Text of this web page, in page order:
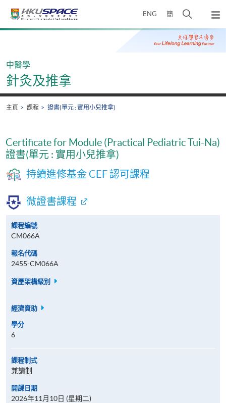
ENG 簡
開
搜
尋
彈
出
主
Main
中醫學
針灸及推拿
主頁 課程 證書(單元 : 實用小兒推拿)
Certificate for Module (Practical Pediatric Tui-Na)
證書(單元 : 實用小兒推拿)
持續進修基金 CEF 認可課程
微證書課程
課程編號
CM066A
報名代碼
2455-CM066A
資歷架構級別
經濟資助
學分
6
課程制式
兼讀制
開課日期
2026年11月10日 (星期二)